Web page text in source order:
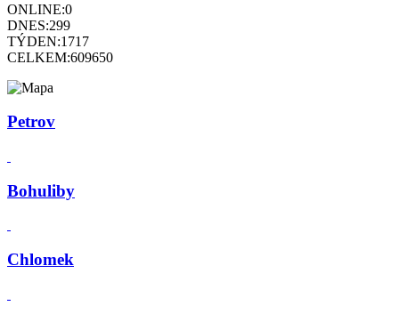
ONLINE:0
DNES:299
TÝDEN:1717
CELKEM:609650
Petrov
Bohuliby
Chlomek